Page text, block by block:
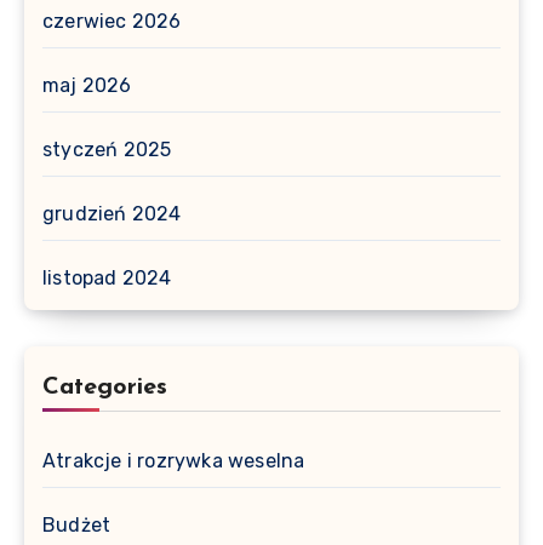
czerwiec 2026
maj 2026
styczeń 2025
grudzień 2024
listopad 2024
Categories
Atrakcje i rozrywka weselna
Budżet